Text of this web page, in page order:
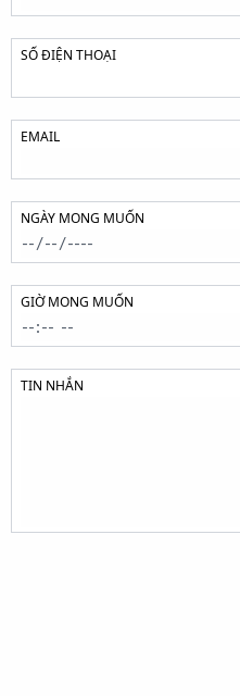
SỐ ĐIỆN THOẠI
EMAIL
NGÀY MONG MUỐN
GIỜ MONG MUỐN
TIN NHẮN